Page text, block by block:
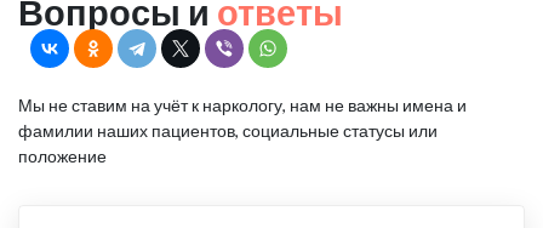
Вопросы и ответы
Мы не ставим на учёт к наркологу, нам не важны имена и
фамилии наших пациентов, социальные статусы или
положение